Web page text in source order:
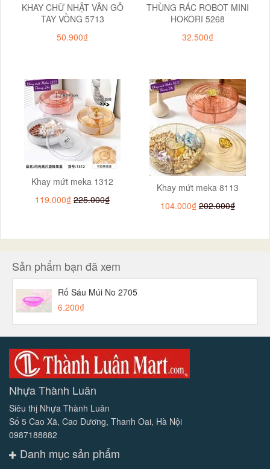
KHAY CHỮ NHẬT VÂN GỖ
TAY VỒNG 5713
50.900₫
THÙNG RÁC ROBOT MINI
HOKORI 5268
32.500₫
Khay mứt meka 1312
119.000₫ 225.000₫
Khay mứt meka 8113
104.000₫ 202.000₫
Sản phẩm bạn đã xem
Rổ Sáu Múi No 2705
6.200₫
Nhựa Thành Luân
Siêu thị Nhựa Thành Luân
Số 5 Cao Xã, Cao Dương, Thanh Oai, Hà Nội
0987188882
Danh mục sản phẩm